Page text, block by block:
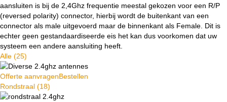
aansluiten is bij de 2,4Ghz frequentie meestal gekozen voor een R/P
(reversed polarity) connector, hierbij wordt de buitenkant van een
connector als male uitgevoerd maar de binnenkant als Female. Dit is
echter geen gestandaardiseerde eis het kan dus voorkomen dat uw
systeem een andere aansluiting heeft.
Alle (25)
Offerte aanvragenBestellen
Rondstraal (18)